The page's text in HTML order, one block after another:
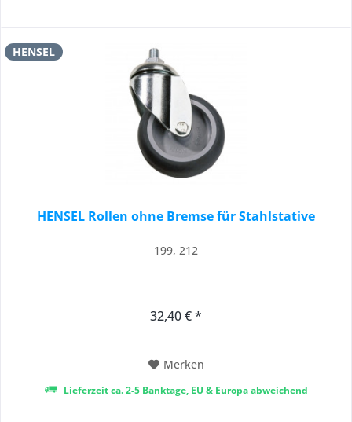
HENSEL
HENSEL Rollen ohne Bremse für Stahlstative
199, 212
32,40 € *
Merken
Lieferzeit ca. 2-5 Banktage, EU & Europa abweichend